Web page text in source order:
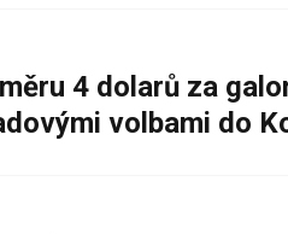
4 dolarů za
volbami do